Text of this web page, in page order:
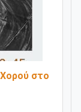
στο